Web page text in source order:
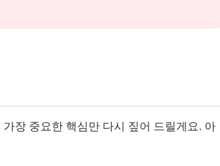
장 중요한 핵심만 다시 짚어 드릴게요. 아